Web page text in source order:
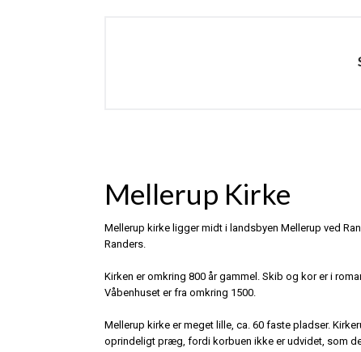
Mellerup Kirke
Mellerup kirke ligger midt i landsbyen Mellerup ved
Randers.
Kirken er omkring 800 år gammel. Skib og kor er i
Våbenhuset er fra omkring 1500.
Mellerup kirke er meget lille, ca. 60 faste pladser.
oprindeligt præg, fordi korbuen ikke er udvidet, som